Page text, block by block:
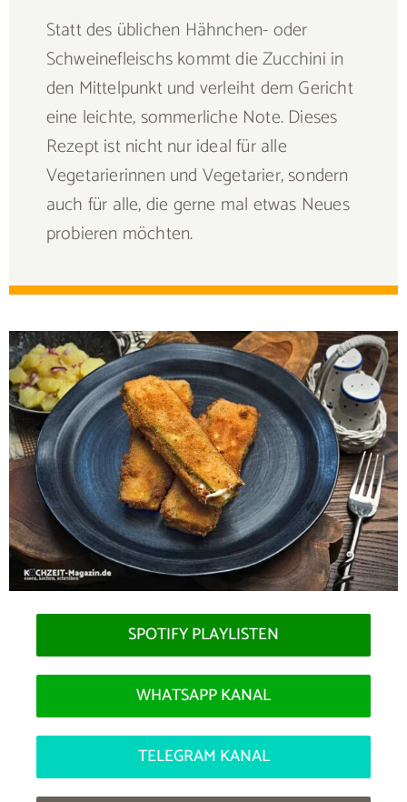
Statt des üblichen Hähnchen- oder
Schweinefleischs kommt die Zucchini in
den Mittelpunkt und verleiht dem Gericht
eine leichte, sommerliche Note. Dieses
Rezept ist nicht nur ideal für alle
Vegetarierinnen und Vegetarier, sondern
auch für alle, die gerne mal etwas Neues
probieren möchten.
SPOTIFY PLAYLISTEN
WHATSAPP KANAL
TELEGRAM KANAL